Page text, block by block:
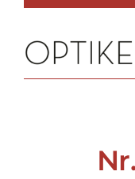
Skip
content